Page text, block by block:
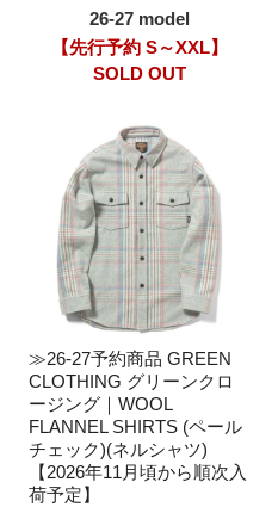
26-27 model
【先行予約 S～XXL】
SOLD OUT
≫26-27予約商品 GREEN
CLOTHING グリーンクロ
ージング｜WOOL
FLANNEL SHIRTS (ペール
チェック)(ネルシャツ)
【2026年11月頃から順次入
荷予定】